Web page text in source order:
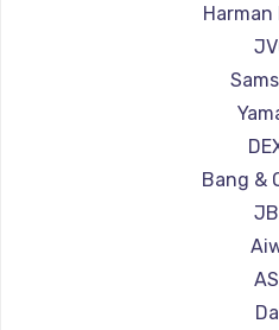
Замена
1500
Замена
2500
Замена
1300
Harman
Bang &